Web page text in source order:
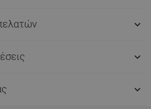


